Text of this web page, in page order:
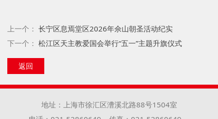
上一个：长宁区息焉堂区2026年佘山朝圣活动纪实
下一个：松江区天主教爱国会举行“五一”主题升旗仪式
返回
地址：上海市徐汇区漕溪北路88号1504室